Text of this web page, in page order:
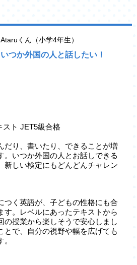
Ataruくん（小学4年生）
いつか外国の人と話したい！
スト JET5級合格
だり、書いたり、できることが増
。いつか外国の人とお話しできる
新しい検定にもどんどんチャレン
つく英語が、子どもの性格にも合
す。レベルにあったテキストから
の授業から楽しそうで安心しまし
とで、自分の視野や幅を広げても